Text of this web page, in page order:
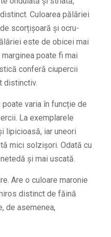
Culoarea pălăriei
scorțișoară și ocru-
este de obicei mai
poate fi mai
conferă ciupercii
distinctiv.
varia în funcție de
La exemplarele
lipicioasă, iar uneori
mici solzișori. Odată cu
și mai uscată.
Are o culoare maronie
distinct de făină
de asemenea,